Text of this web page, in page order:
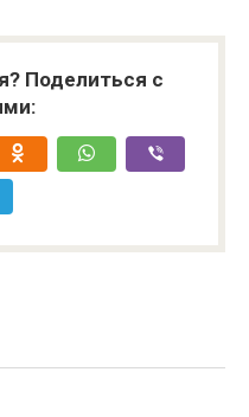
Поделиться с